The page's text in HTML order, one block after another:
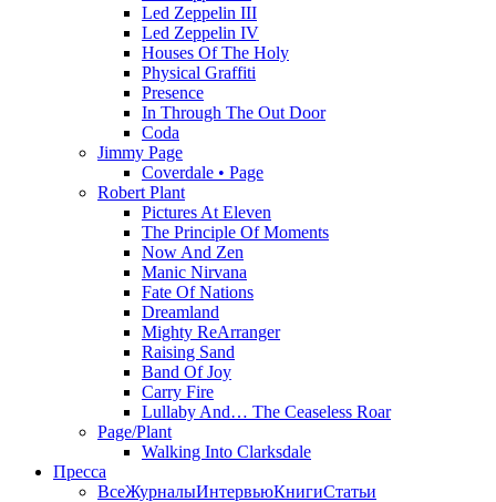
Led Zeppelin III
Led Zeppelin IV
Houses Of The Holy
Physical Graffiti
Presence
In Through The Out Door
Coda
Jimmy Page
Coverdale • Page
Robert Plant
Pictures At Eleven
The Principle Of Moments
Now And Zen
Manic Nirvana
Fate Of Nations
Dreamland
Mighty ReArranger
Raising Sand
Band Of Joy
Carry Fire
Lullaby And… The Ceaseless Roar
Page/Plant
Walking Into Clarksdale
Пресса
ВсеЖурналыИнтервьюКнигиСтатьи